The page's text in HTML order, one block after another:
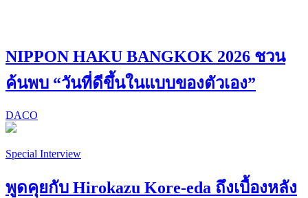
NIPPON HAKU BANGKOK 2026 ชวน
ค้นพบ “วันที่ดีขึ้นในแบบของตัวเอง”
DACO
Special Interview
พูดคุยกับ Hirokazu Kore-eda ถึงเบื้องหลัง